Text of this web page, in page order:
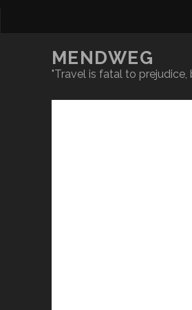
MENDWEG
"Travel is fatal to